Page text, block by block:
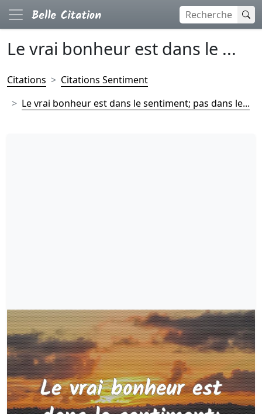
Le vrai bonheur est dans le ...
Citations
Citations Sentiment
Le vrai bonheur est dans le sentiment; pas dans le...